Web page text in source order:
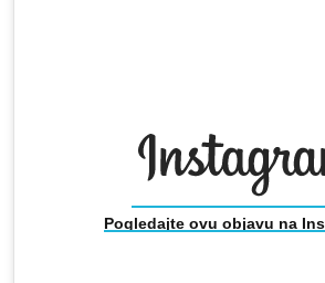
Pogledajte ovu objavu na